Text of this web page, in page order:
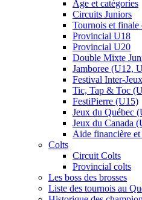
Âge et catégories
Circuits Juniors
Tournois et finale
Provincial U18
Provincial U20
Double Mixte
Jamboree (U12,
Festival Inter-
Tic, Tap & Toc
FestiPierre (U15)
Jeux du Québec
Jeux du Canada
Aide financière et
Colts
Circuit Colts
Provincial colts
Les boss des brosses
Liste des tournois au